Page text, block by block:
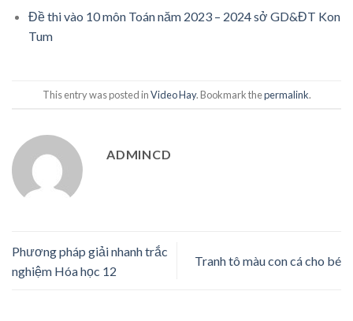
Đề thi vào 10 môn Toán năm 2023 – 2024 sở GD&ĐT Kon
Tum
This entry was posted inVideo Hay. Bookmark thepermalink.
ADMINCD
Phương pháp giải nhanh trắc
nghiệm Hóa học 12
Tranh tô màu con cá cho bé